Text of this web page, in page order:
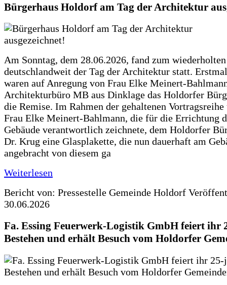
Bürgerhaus Holdorf am Tag der Architektur
Am Sonntag, dem 28.06.2026, fand zum
deutschlandweit der Tag der Architektur statt.
waren auf Anregung von Frau Elke Meinert-
Architekturbüro MB aus Dinklage das Holdorfer
die Remise. Im Rahmen der gehaltenen
Frau Elke Meinert-Bahlmann, die für die Errichtung
Gebäude verantwortlich zeichnete, dem Holdorfer
Dr. Krug eine Glasplakette, die nun dauerhaft am
angebracht von diesem ga
Weiterlesen
Bericht von: Pressestelle Gemeinde Holdorf
30.06.2026
Fa. Essing Feuerwerk-Logistik GmbH feiert ihr
Bestehen und erhält Besuch vom Holdorfer